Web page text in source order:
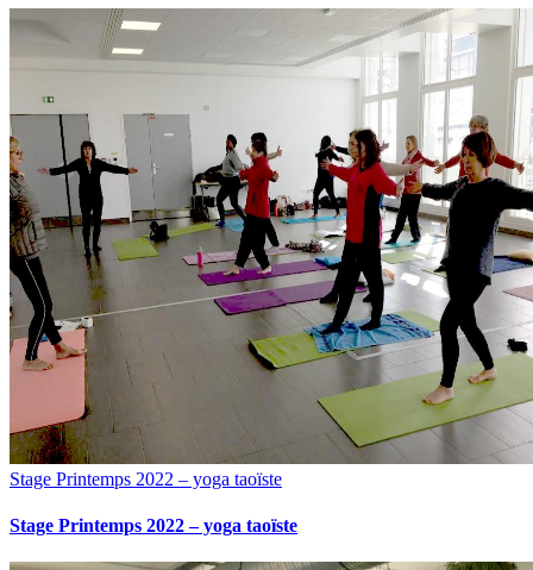
Stage Printemps 2022 – yoga taoïste
Stage Printemps 2022 – yoga taoïste